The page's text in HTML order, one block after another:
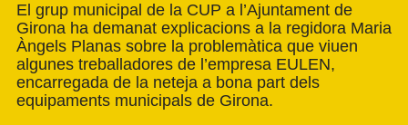
El grup municipal de la CUP a l’Ajuntament de
Girona ha demanat explicacions a la regidora Maria
Àngels Planas sobre la problemàtica que viuen
algunes treballadores de l’empresa EULEN,
encarregada de la neteja a bona part dels
equipaments municipals de Girona.